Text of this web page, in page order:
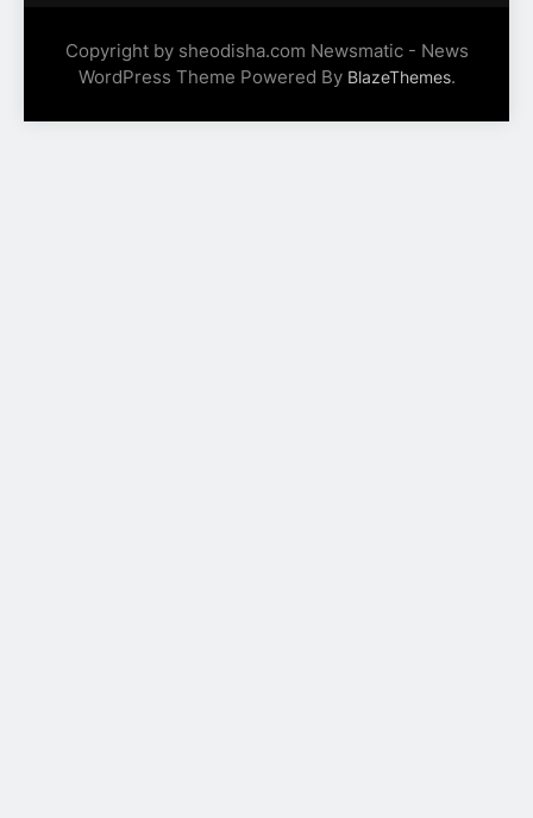
Copyright by sheodisha.com Newsmatic - News
WordPress Theme Powered By BlazeThemes.